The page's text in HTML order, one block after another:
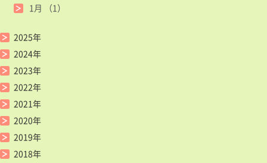
1月
（1）
2025年
2024年
2023年
2022年
2021年
2020年
2019年
2018年